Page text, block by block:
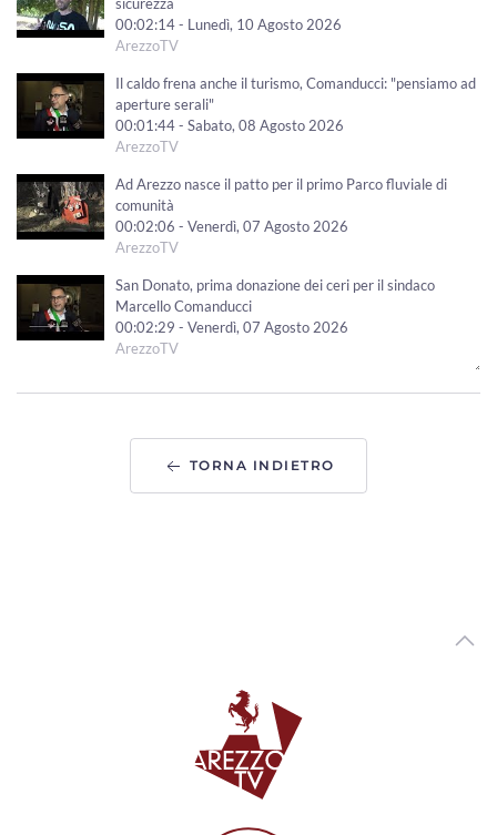
00:02:14 - Lunedì, 10 Agosto 2026
ArezzoTV
Il caldo frena anche il turismo, Comanducci: "pensiamo ad
aperture serali"
00:01:44 - Sabato, 08 Agosto 2026
ArezzoTV
Ad Arezzo nasce il patto per il primo Parco fluviale di
comunità
00:02:06 - Venerdì, 07 Agosto 2026
ArezzoTV
San Donato, prima donazione dei ceri per il sindaco
Marcello Comanducci
00:02:29 - Venerdì, 07 Agosto 2026
ArezzoTV
Tutori volontari per minori stranieri non accompagnati,
candidature aperte in Toscana
00:02:10 - Giovedì, 06 Agosto 2026
Arezzo si prepara a festeggiare San Donato, Comanducci:
TORNA INDIETRO